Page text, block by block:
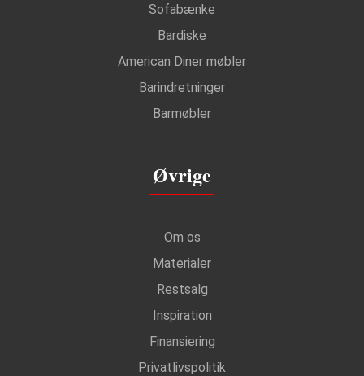
Sofabænke
Bardiske
American Diner møbler
Barindretninger
Barmøbler
Øvrige
Om os
Materialer
Restsalg
Inspiration
Finansiering
Privatlivspolitik